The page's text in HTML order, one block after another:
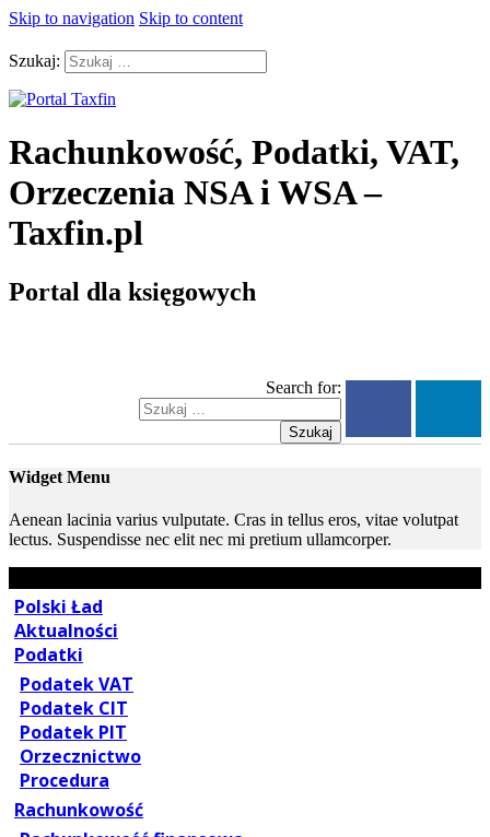
Skip to navigation Skip to content
Szukaj:
Rachunkowość, Podatki, VAT,
Orzeczenia NSA i WSA –
Taxfin.pl
Portal dla księgowych
Search for:
Szukaj
Widget Menu
Aenean lacinia varius vulputate. Cras in tellus eros, vitae volutpat
lectus. Suspendisse nec elit nec mi pretium ullamcorper.
Polski Ład
Aktualności
Podatki
Podatek VAT
Podatek CIT
Podatek PIT
Orzecznictwo
Procedura
Rachunkowość